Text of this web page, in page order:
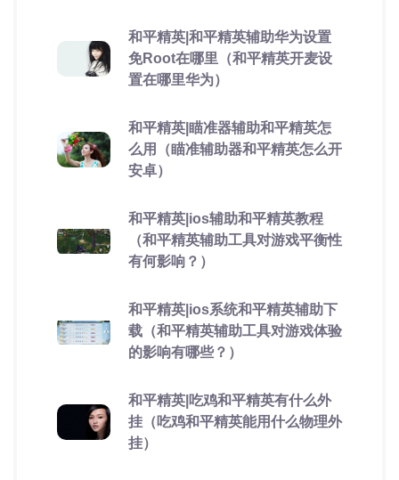
和平精英|和平精英辅助华为设置
免Root在哪里（和平精英开麦设
置在哪里华为）
和平精英|瞄准器辅助和平精英怎
么用（瞄准辅助器和平精英怎么开
安卓）
和平精英|ios辅助和平精英教程
（和平精英辅助工具对游戏平衡性
有何影响？）
和平精英|ios系统和平精英辅助下
载（和平精英辅助工具对游戏体验
的影响有哪些？）
和平精英|吃鸡和平精英有什么外
挂（吃鸡和平精英能用什么物理外
挂）